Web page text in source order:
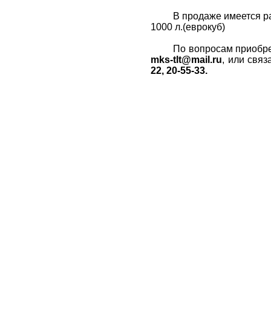
В продаже имеется
1000 л.(еврокуб)
По вопросам
mks-tlt@mail.ru, или
22, 20-55-33.